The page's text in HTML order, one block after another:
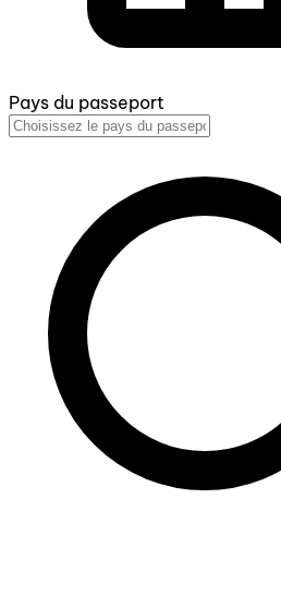
Pays du passeport